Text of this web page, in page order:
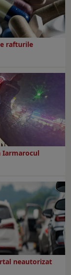
rafturile
Iarmarocul
neautorizat